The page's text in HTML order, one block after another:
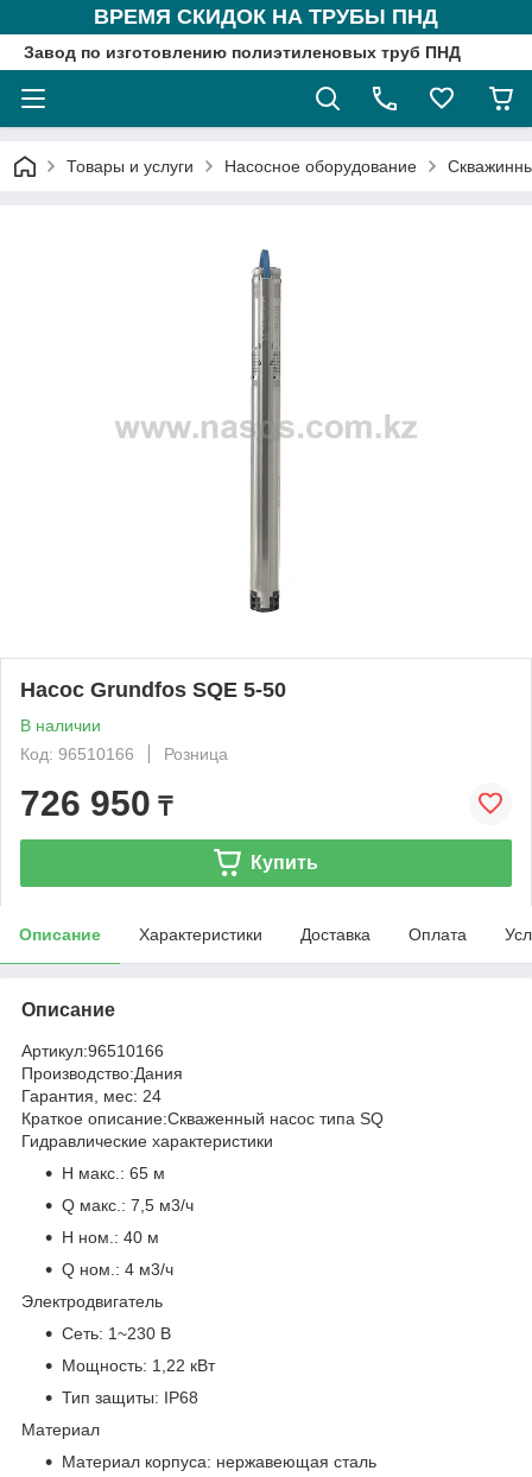
ВРЕМЯ СКИДОК НА ТРУБЫ ПНД
Завод по изготовлению полиэтиленовых труб ПНД
Товары и услуги Насосное оборудование
Насос Grundfos SQE 5-50
В наличии
Код: 96510166
Розница
726 950 ₸
Купить
Описание Характеристики Доставка Оплата
Описание
Артикул:96510166
Производство:Дания
Гарантия, мес: 24
Краткое описание:Скваженный насос типа SQ
Гидравлические характеристики
H макс.: 65 м
Q макс.: 7,5 м3/ч
H ном.: 40 м
Q ном.: 4 м3/ч
Электродвигатель
Сеть: 1~230 В
Мощность: 1,22 кВт
Тип защиты: IP68
Материал
Материал корпуса: нержавеющая сталь